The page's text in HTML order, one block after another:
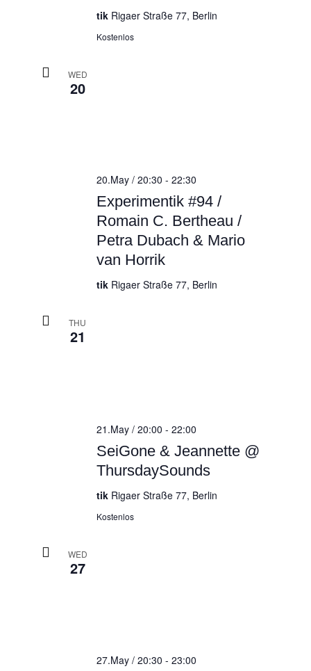
tik Rigaer Straße 77, Berlin
Kostenlos
WED
20
Experimentik #94 /
Romain C. Bertheau /
Petra Dubach & Mario
van Horrik
20.May / 20:30 - 22:30
tik Rigaer Straße 77, Berlin
THU
21
SeiGone & Jeannette @
ThursdaySounds
21.May / 20:00 - 22:00
tik Rigaer Straße 77, Berlin
Kostenlos
WED
27
27.May / 20:30 - 23:00